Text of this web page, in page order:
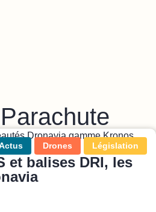
Drones Législation
et balises DRI, les